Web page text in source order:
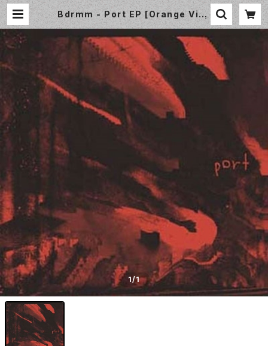
Bdrmm - Port EP [Orange Viny
l] Sonic Cathedral SCR199T |
1/1